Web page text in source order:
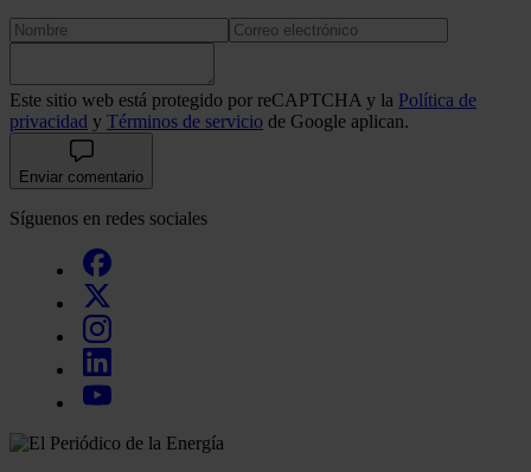
Este sitio web está protegido por reCAPTCHA y la Política de
privacidad y Términos de servicio de Google aplican.
Enviar comentario
Síguenos en redes sociales